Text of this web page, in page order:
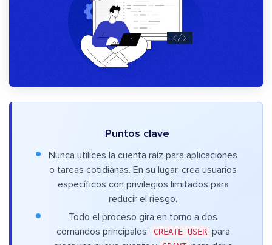
Puntos clave
Nunca utilices la cuenta raíz para aplicaciones
o tareas cotidianas. En su lugar, crea usuarios
específicos con privilegios limitados para
reducir el riesgo.
Todo el proceso gira en torno a dos
comandos principales:
CREATE USER para